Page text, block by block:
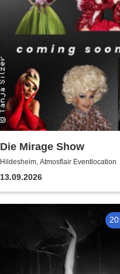
Die Mirage Show
Hildesheim, Atmosflair Eventlocation
13.09.2026